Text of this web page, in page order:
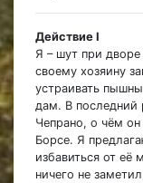
Действие I
Я – шут при
своему хозяину
устраивать
дам. В последний
Чепрано, о чём
Борсе. Я
избавиться от
ничего не